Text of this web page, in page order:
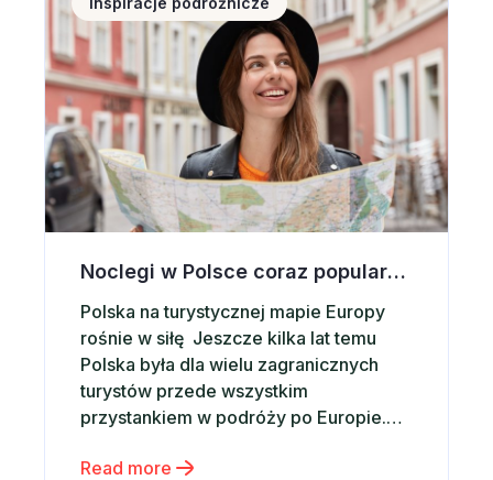
Noclegi w Polsce coraz popularniejsze wśród zagranicznych turystów. Co przyciąga ich do naszego kraju?
Polska na turystycznej mapie Europy
rośnie w siłę Jeszcze kilka lat temu
Polska była dla wielu zagranicznych
turystów przede wszystkim
przystankiem w podróży po Europie.
celem wakacyjnych wyjazdów.
Read more